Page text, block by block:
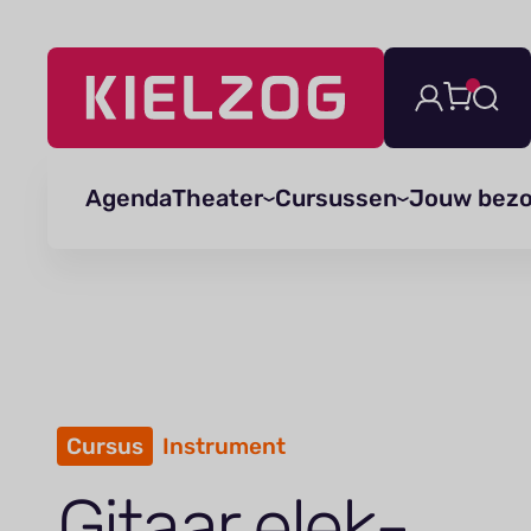
Navigatie
AgendaTheater Cursussen Jouw
Cursus Instrument